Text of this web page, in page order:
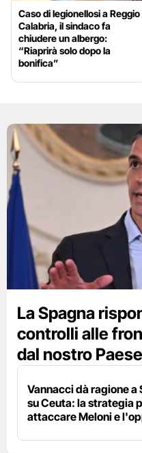
Caso di legionellosi a Reggio
Calabria, il sindaco fa
chiudere un albergo:
“Riaprirà solo dopo la
bonifica”
La Spagna
controlli alle
dal nostro Paese
Vannacci dà ragione a
su Ceuta: la strategia
attaccare Meloni e